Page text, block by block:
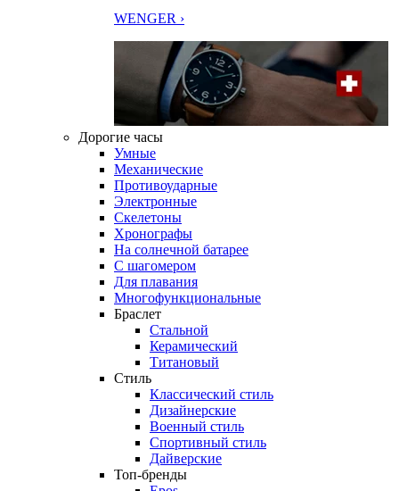
WENGER ›
Дорогие часы
Умные
Механические
Противоударные
Электронные
Скелетоны
Хронографы
На солнечной батарее
С шагомером
Для плавания
Многофункциональные
Браслет
Стальной
Керамический
Титановый
Стиль
Классический стиль
Дизайнерские
Военный стиль
Спортивный стиль
Дайверские
Топ-бренды